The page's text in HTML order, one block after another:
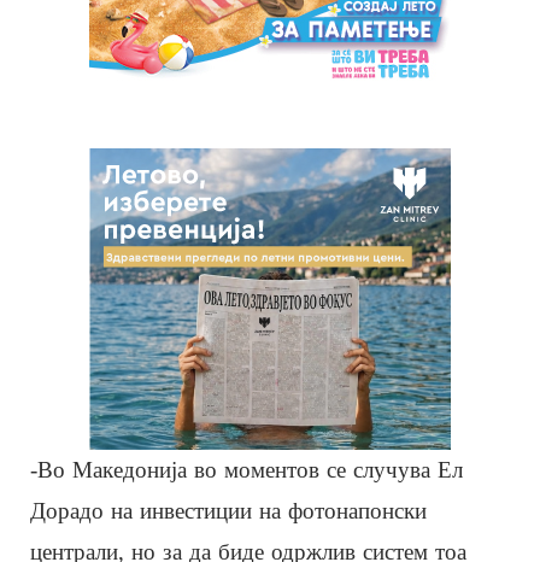
-Во Македонија во моментов се случува Ел
Дорадо на инвестиции на фотонапонски
централи, но за да биде одржлив систем тоа